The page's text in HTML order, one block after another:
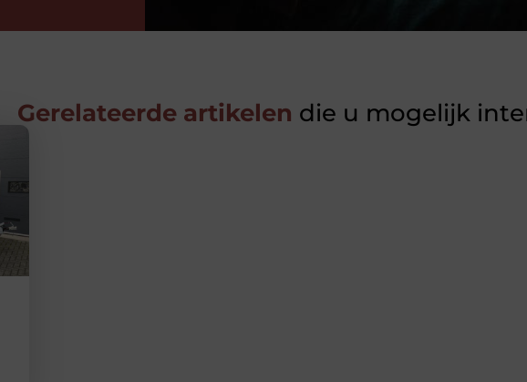
Gerelateerde artikelen die u mogelijk